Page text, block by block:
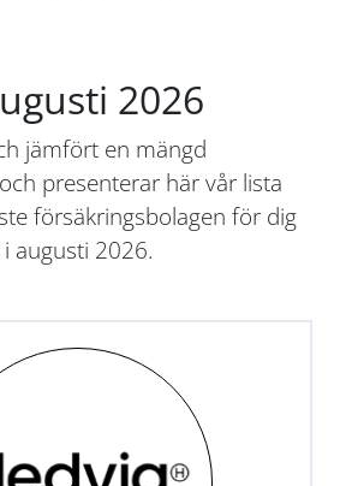
2026
jämfört en mängd
presenterar här vår lista
försäkringsbolagen för dig
augusti 2026.